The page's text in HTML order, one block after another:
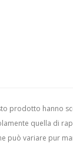
prodotto hanno
quella di
può variare pur